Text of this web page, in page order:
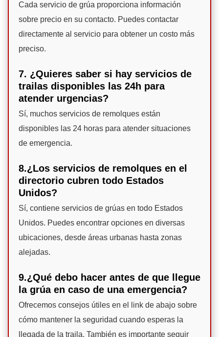
Cada servicio de grúa proporciona información
sobre precio en su contacto. Puedes contactar
directamente al servicio para obtener un costo más
preciso.
7. ¿Quieres saber si hay servicios de
trailas disponibles las 24h para
atender urgencias?
Sí, muchos servicios de remolques están
disponibles las 24 horas para atender situaciones
de emergencia.
8.¿Los servicios de remolques en el
directorio cubren todo Estados
Unidos?
Sí, contiene servicios de grúas en todo Estados
Unidos. Puedes encontrar opciones en diversas
ubicaciones, desde áreas urbanas hasta zonas
alejadas.
9.¿Qué debo hacer antes de que llegue
la grúa en caso de una emergencia?
Ofrecemos consejos útiles en el link de abajo sobre
cómo mantener la seguridad cuando esperas la
llegada de la traila. También es importante seguir